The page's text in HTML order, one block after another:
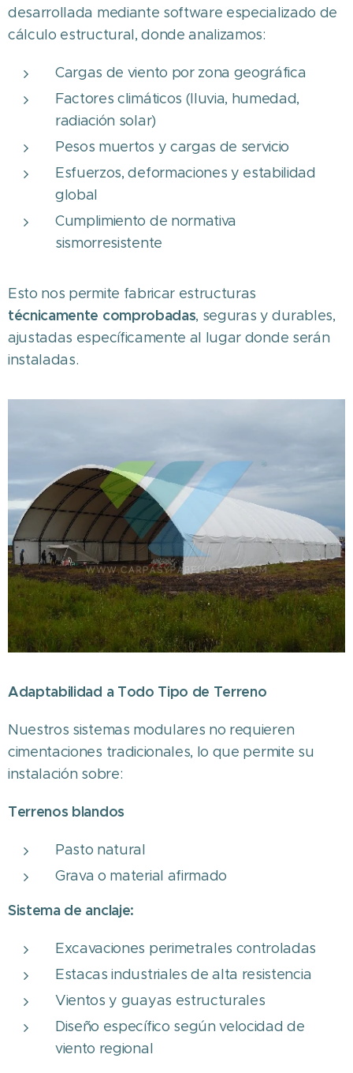
desarrollada mediante software especializado de
cálculo estructural, donde analizamos:
Cargas de viento por zona geográfica
Factores climáticos (lluvia, humedad,
radiación solar)
Pesos muertos y cargas de servicio
Esfuerzos, deformaciones y estabilidad
global
Cumplimiento de normativa
sismorresistente
Esto nos permite fabricar estructuras
técnicamente comprobadas, seguras y durables,
ajustadas específicamente al lugar donde serán
instaladas.
Adaptabilidad a Todo Tipo de Terreno
Nuestros sistemas modulares no requieren
cimentaciones tradicionales, lo que permite su
instalación sobre:
Terrenos blandos
Pasto natural
Grava o material afirmado
Sistema de anclaje:
Excavaciones perimetrales controladas
Estacas industriales de alta resistencia
Vientos y guayas estructurales
Diseño específico según velocidad de
viento regional